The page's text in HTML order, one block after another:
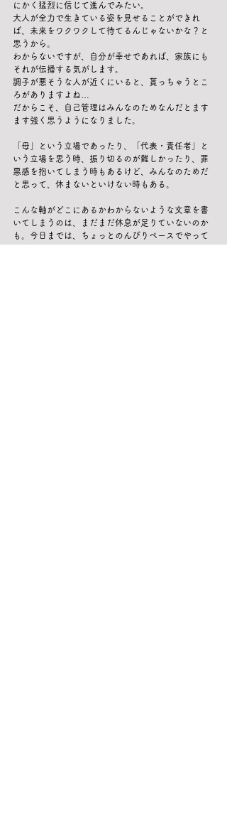
にかく猛烈に信じて進んでみたい。
大人が全力で生きている姿を見せることができれ
ば、未来をワクワクして待てるんじゃないかな？と
思うから。
わからないですが、自分が幸せであれば、家族にも
それが伝播する気がします。
調子が悪そうな人が近くにいると、貰っちゃうとこ
ろがありますよね…
だからこそ、自己管理はみんなのためなんだとます
ます強く思うようになりました。
「母」という立場であったり、「代表・責任者」と
いう立場を思う時、振り切るのが難しかったり、罪
悪感を抱いてしまう時もあるけど、みんなのためだ
と思って、休まないといけない時もある。
こんな軸がどこにあるかわからないような文章を書
いてしまうのは、まだまだ休息が足りていないのか
も。今日までは、ちょっとのんびりペースでやって